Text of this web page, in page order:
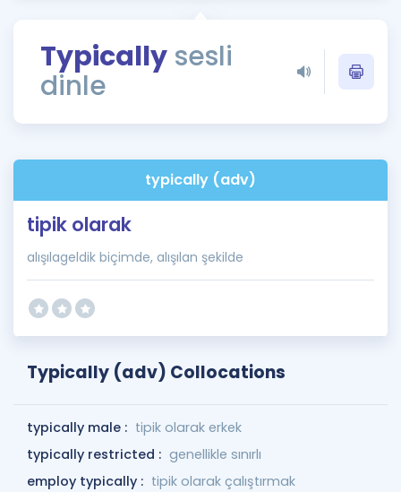
Rehberlik Aracı
ÖSYM Sınav Takvimi
İngilizce Gramer
Typically sesli
dinle
typically (adv)
tipik olarak
alışılageldik biçimde, alışılan şekilde
Typically (adv) Collocations
typically male : tipik olarak erkek
typically restricted : genellikle sınırlı
employ typically : tipik olarak çalıştırmak